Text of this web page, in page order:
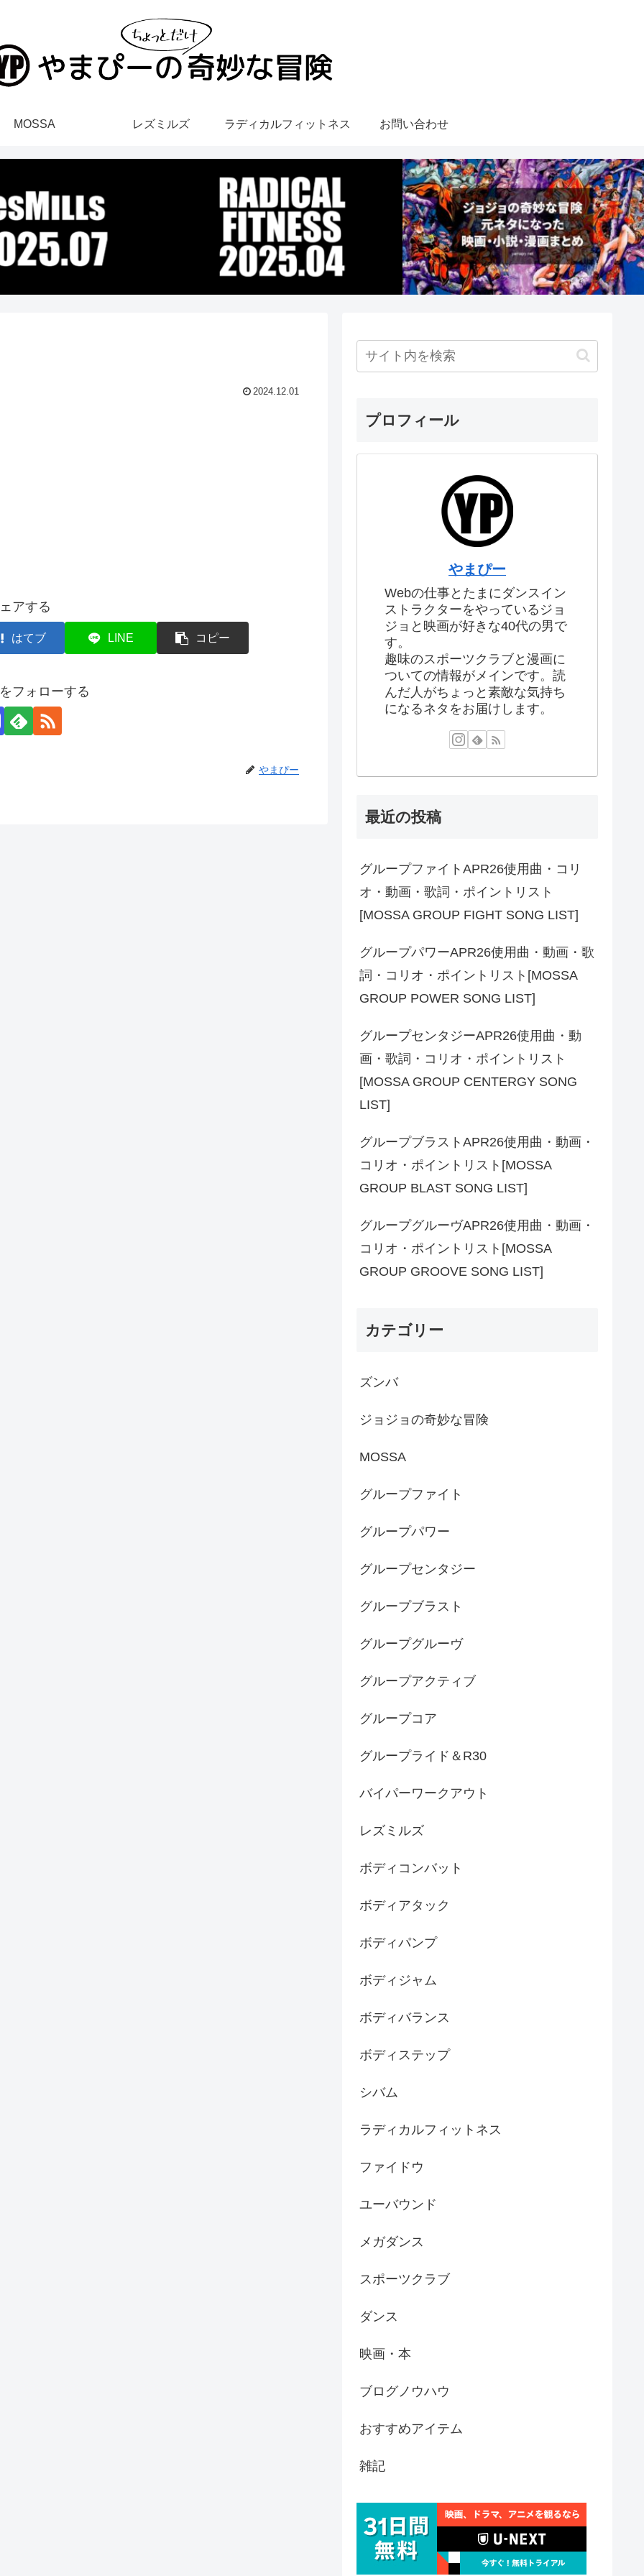
MOSSA レズミルズ ラディカルフィットネス お問い合わせ
2024.12.01
アする
はてブ LINE コピー
フォローする
やまぴー
プロフィール
やまぴー
Webの仕事とたまにダンスイン
ストラクターをやっているジョ
ジョと映画が好きな40代の男で
す。
趣味のスポーツクラブと漫画に
ついての情報がメインです。読
んだ人がちょっと素敵な気持ち
になるネタをお届けします。
最近の投稿
グループファイトAPR26使用曲・コリ
オ・動画・歌詞・ポイントリスト
[MOSSA GROUP FIGHT SONG LIST]
グループパワーAPR26使用曲・動画・歌
詞・コリオ・ポイントリスト[MOSSA
GROUP POWER SONG LIST]
グループセンタジーAPR26使用曲・動
画・歌詞・コリオ・ポイントリスト
[MOSSA GROUP CENTERGY SONG
LIST]
グループブラストAPR26使用曲・動画・
コリオ・ポイントリスト[MOSSA
GROUP BLAST SONG LIST]
グループグルーヴAPR26使用曲・動画・
コリオ・ポイントリスト[MOSSA
GROUP GROOVE SONG LIST]
カテゴリー
ズンバ
ジョジョの奇妙な冒険
MOSSA
グループファイト
グループパワー
グループセンタジー
グループブラスト
グループグルーヴ
グループアクティブ
グループコア
グループライド＆R30
バイパーワークアウト
レズミルズ
ボディコンバット
ボディアタック
ボディパンプ
ボディジャム
ボディバランス
ボディステップ
シバム
ラディカルフィットネス
ファイドウ
ユーバウンド
メガダンス
スポーツクラブ
ダンス
映画・本
ブログノウハウ
おすすめアイテム
雑記